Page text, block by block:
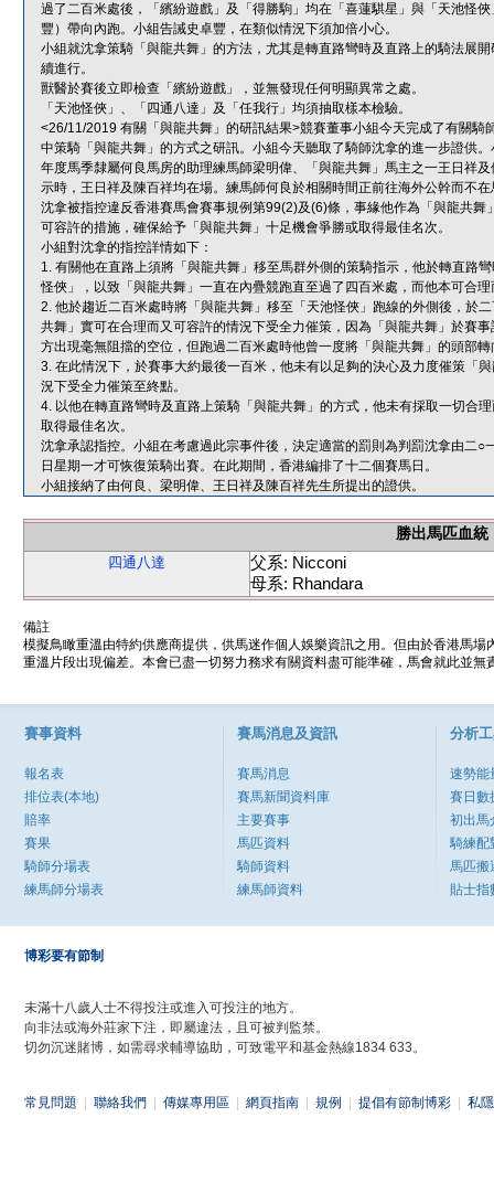
過了二百米處後，「繽紛遊戲」及「得勝駒」均在「喜蓮騏星」與「天池怪
豐）帶向內跑。小組告誡史卓豐，在類似情況下須加倍小心。
小組就沈拿策騎「與龍共舞」的方法，尤其是轉直路彎時及直路上的騎法展
續進行。
獸醫於賽後立即檢查「繽紛遊戲」，並無發現任何明顯異常之處。
「天池怪俠」、「四通八達」及「任我行」均須抽取樣本檢驗。
<26/11/2019 有關「與龍共舞」的研訊結果>競賽董事小組今天完成了有關
中策騎「與龍共舞」的方式之研訊。小組今天聽取了騎師沈拿的進一步證供
年度馬季隸屬何良馬房的助理練馬師梁明偉、「與龍共舞」馬主之一王日祥
示時，王日祥及陳百祥均在場。練馬師何良於相關時間正前往海外公幹而不在
沈拿被指控違反香港賽馬會賽事規例第99(2)及(6)條，事緣他作為「與龍共
可容許的措施，確保給予「與龍共舞」十足機會爭勝或取得最佳名次。
小組對沈拿的指控詳情如下：
1. 有關他在直路上須將「與龍共舞」移至馬群外側的策騎指示，他於轉直路
怪俠」，以致「與龍共舞」一直在內疊競跑直至過了四百米處，而他本可合
2. 他於趨近二百米處時將「與龍共舞」移至「天池怪俠」跑線的外側後，於
共舞」實可在合理而又可容許的情況下受全力催策，因為「與龍共舞」於賽
方出現毫無阻擋的空位，但跑過二百米處時他曾一度將「與龍共舞」的頭部轉
3. 在此情況下，於賽事大約最後一百米，他未有以足夠的決心及力度催策「
況下受全力催策至終點。
4. 以他在轉直路彎時及直路上策騎「與龍共舞」的方式，他未有採取一切合
取得最佳名次。
沈拿承認指控。小組在考慮過此宗事件後，決定適當的罰則為判罰沈拿由二
日星期一才可恢復策騎出賽。在此期間，香港編排了十二個賽馬日。
小組接納了由何良、梁明偉、王日祥及陳百祥先生所提出的證供。
勝出馬匹血統
四通八達
父系: Nicconi
母系: Rhandara
備註
模擬鳥瞰重溫由特約供應商提供，供馬迷作個人娛樂資訊之用。但由於香港馬
重溫片段出現偏差。本會已盡一切努力務求有關資料盡可能準確，馬會就此並
賽事資料
報名表
排位表(本地)
賠率
賽果
騎師分場表
練馬師分場表
賽馬消息及資訊
賽馬消息
賽馬新聞資料庫
主要賽事
馬匹資料
騎師資料
練馬師資料
分析
速勢能
賽日數
初出馬
騎練配
馬匹搬
貼士指
博彩要有節制
未滿十八歲人士不得投注或進入可投注的地方。
向非法或海外莊家下注，即屬違法，且可被判監禁。
切勿沉迷賭博，如需尋求輔導協助，可致電平和基金熱線1834 633。
常見問題 聯絡我們 傳媒專用區 網頁指南 規例 提倡有節制博彩 私